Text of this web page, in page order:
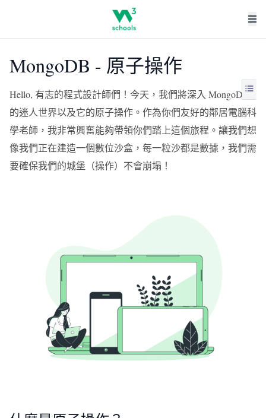
MongoDB - 原子操作
Hello, 有志的程式設計師們！今天，我們將深入 MongoDB
的迷人世界以及它的原子操作。作為你們友好的鄰居電腦科
學老師，我非常興奮能夠帶領你們踏上這個旅程。讓我們想
像我們正在建造一個數位沙盒，每一粒沙都是數據，我們需
要確保我們的城堡（操作）不會崩塌！